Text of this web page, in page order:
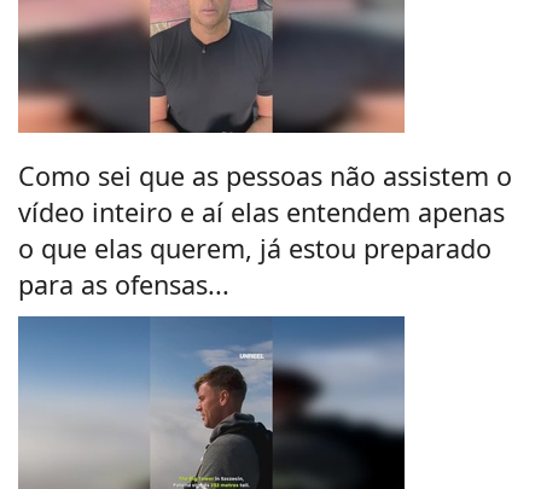
Como sei que as pessoas não assistem o
vídeo inteiro e aí elas entendem apenas
o que elas querem, já estou preparado
para as ofensas...